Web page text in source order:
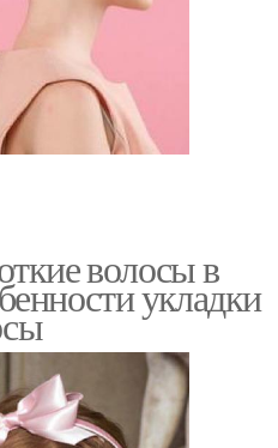
волосы в
укладки